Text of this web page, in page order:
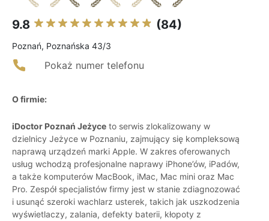
9.8 (84)
Poznań, Poznańska 43/3
Pokaż numer telefonu
O firmie:
iDoctor Poznań Jeżyce to serwis zlokalizowany w
dzielnicy Jeżyce w Poznaniu, zajmujący się kompleksową
naprawą urządzeń marki Apple. W zakres oferowanych
usług wchodzą profesjonalne naprawy iPhone’ów, iPadów,
a także komputerów MacBook, iMac, Mac mini oraz Mac
Pro. Zespół specjalistów firmy jest w stanie zdiagnozować
i usunąć szeroki wachlarz usterek, takich jak uszkodzenia
wyświetlaczy, zalania, defekty baterii, kłopoty z